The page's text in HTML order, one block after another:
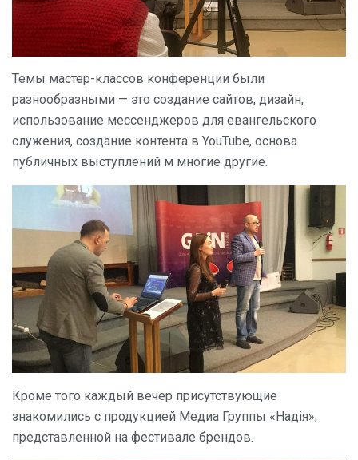
Темы мастер-классов конференции были
разнообразными — это создание сайтов, дизайн,
использование мессенджеров для евангельского
служения, создание контента в YouTube, основа
публичных выступлений м многие другие.
Кроме того каждый вечер присутствующие
знакомились с продукцией Медиа Группы «Надія»,
представленной на фестивале брендов.